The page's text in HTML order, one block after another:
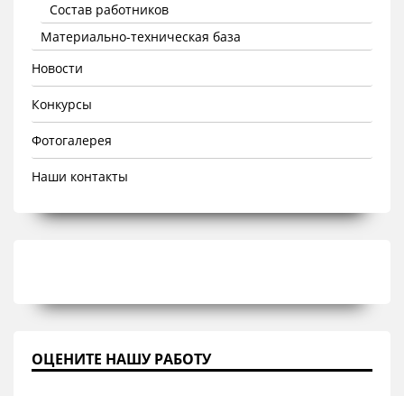
Состав работников
Материально-техническая база
Новости
Конкурсы
Фотогалерея
Наши контакты
ОЦЕНИТЕ НАШУ РАБОТУ